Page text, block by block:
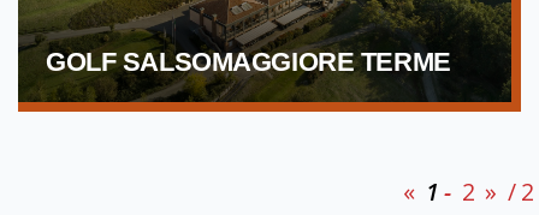
GOLF SALSOMAGGIORE TERME
« 1 2 » / 2